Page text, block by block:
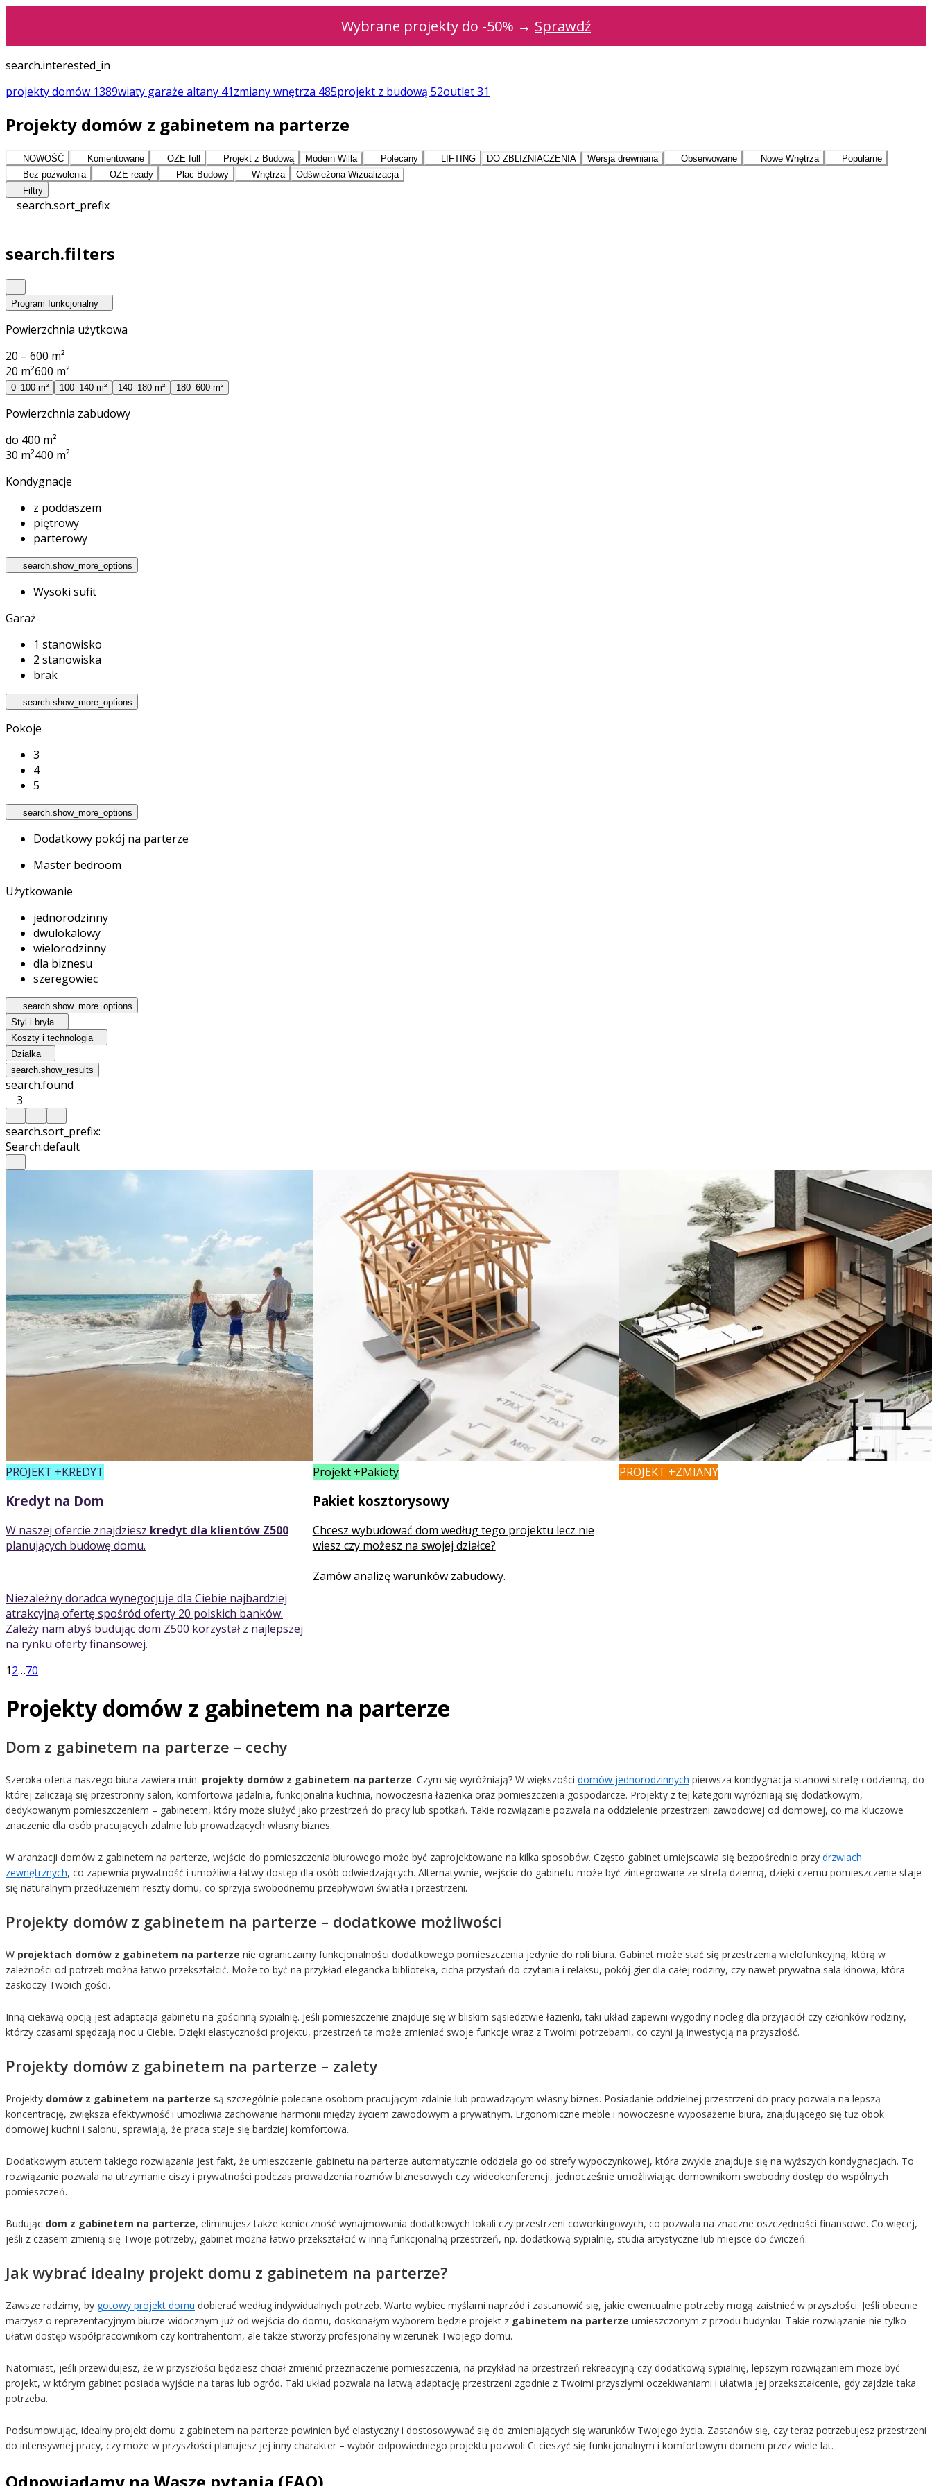
Wybrane projekty do -50% → Sprawdź
search.interested_in
projekty domów 1389wiaty garaże altany 41zmianywnętrza 485projekt z budową 52outlet31
Projekty domów z gabinetem na parterze
NOWOŚĆ Komentowane OZE full Projekt z Budową Modern Willa Polecany LIFTING DO ZBLIZNIACZENIA Wersja drewniana Obserwowane Nowe Wnętrza
Popularne
Bez pozwolenia
OZE ready Plac Budowy Wnętrza
Odświeżona Wizualizacja
Filtry
search.sort_prefix
search.filters
Program funkcjonalny
Powierzchnia użytkowa
20 – 600 m²
20 m²600 m²
0–100 m² 100–140 m² 140–180 m² 180–600 m²
Powierzchnia zabudowy
do 400 m²
30 m²400 m²
Kondygnacje
z poddaszem
piętrowy
parterowy
search.show_more_options
Wysoki sufit
Garaż
1 stanowisko
2 stanowiska
brak
search.show_more_options
Pokoje
3
4
5
search.show_more_options
Dodatkowy pokój na parterze
Master bedroom
Użytkowanie
jednorodzinny
dwulokalowy
wielorodzinny
dla biznesu
szeregowiec
search.show_more_options
Styl i bryła
Koszty i technologia
Działka
search.show_results
search.found
3
search.sort_prefix:
Search.default
PROJEKT +KREDYT
Kredyt na Dom
W naszej ofercie znajdziesz kredyt dla klientów Z500
planujących budowę domu.
Niezależny doradca wynegocjuje dla Ciebie najbardziej
atrakcyjną ofertę spośród oferty 20 polskich banków.
Zależy nam abyś budując dom Z500 korzystał z najlepszej
na rynku oferty finansowej.
Projekt +Pakiety
Pakiet kosztorysowy
Chcesz wybudować dom według tego projektu lecz nie
wiesz czy możesz na swojej działce?
Zamów analizę warunków zabudowy.
PROJEKT +ZMIANY
12…70
Projekty domów z gabinetem na parterze
Dom z gabinetem na parterze – cechy
Szeroka oferta naszego biura zawiera m.in. projekty domów z gabinetem na parterze. Czym się wyróżniają? W większości domów jednorodzinnych pierwsza kondygnacja stanowi strefę codzienną, do
której zaliczają się przestronny salon, komfortowa jadalnia, funkcjonalna kuchnia, nowoczesna łazienka oraz pomieszczenia gospodarcze. Projekty z tej kategorii wyróżniają się dodatkowym,
dedykowanym pomieszczeniem – gabinetem, który może służyć jako przestrzeń do pracy lub spotkań. Takie rozwiązanie pozwala na oddzielenie przestrzeni zawodowej od domowej, co ma kluczowe
znaczenie dla osób pracujących zdalnie lub prowadzących własny biznes.
W aranżacji domów z gabinetem na parterze, wejście do pomieszczenia biurowego może być zaprojektowane na kilka sposobów. Często gabinet umiejscawia się bezpośrednio przy drzwiach
zewnętrznych, co zapewnia prywatność i umożliwia łatwy dostęp dla osób odwiedzających. Alternatywnie, wejście do gabinetu może być zintegrowane ze strefą dzienną, dzięki czemu pomieszczenie staje
się naturalnym przedłużeniem reszty domu, co sprzyja swobodnemu przepływowi światła i przestrzeni.
Projekty domów z gabinetem na parterze – dodatkowe możliwości
W projektach domów z gabinetem na parterze nie ograniczamy funkcjonalności dodatkowego pomieszczenia jedynie do roli biura. Gabinet może stać się przestrzenią wielofunkcyjną, którą w
zależności od potrzeb można łatwo przekształcić. Może to być na przykład elegancka biblioteka, cicha przystań do czytania i relaksu, pokój gier dla całej rodziny, czy nawet prywatna sala kinowa, która
zaskoczy Twoich gości.
Inną ciekawą opcją jest adaptacja gabinetu na gościnną sypialnię. Jeśli pomieszczenie znajduje się w bliskim sąsiedztwie łazienki, taki układ zapewni wygodny nocleg dla przyjaciół czy członków rodziny,
którzy czasami spędzają noc u Ciebie. Dzięki elastyczności projektu, przestrzeń ta może zmieniać swoje funkcje wraz z Twoimi potrzebami, co czyni ją inwestycją na przyszłość.
Projekty domów z gabinetem na parterze – zalety
Projekty domów z gabinetem na parterze są szczególnie polecane osobom pracującym zdalnie lub prowadzącym własny biznes. Posiadanie oddzielnej przestrzeni do pracy pozwala na lepszą
koncentrację, zwiększa efektywność i umożliwia zachowanie harmonii między życiem zawodowym a prywatnym. Ergonomiczne meble i nowoczesne wyposażenie biura, znajdującego się tuż obok
domowej kuchni i salonu, sprawiają, że praca staje się bardziej komfortowa.
Dodatkowym atutem takiego rozwiązania jest fakt, że umieszczenie gabinetu na parterze automatycznie oddziela go od strefy wypoczynkowej, która zwykle znajduje się na wyższych kondygnacjach. To
rozwiązanie pozwala na utrzymanie ciszy i prywatności podczas prowadzenia rozmów biznesowych czy wideokonferencji, jednocześnie umożliwiając domownikom swobodny dostęp do wspólnych
pomieszczeń.
Budując dom z gabinetem na parterze, eliminujesz także konieczność wynajmowania dodatkowych lokali czy przestrzeni coworkingowych, co pozwala na znaczne oszczędności finansowe. Co więcej,
jeśli z czasem zmienią się Twoje potrzeby, gabinet można łatwo przekształcić w inną funkcjonalną przestrzeń, np. dodatkową sypialnię, studia artystyczne lub miejsce do ćwiczeń.
Jak wybrać idealny projekt domu z gabinetem na parterze?
Zawsze radzimy, by gotowy projekt domu dobierać według indywidualnych potrzeb. Warto wybiec myślami naprzód i zastanowić się, jakie ewentualnie potrzeby mogą zaistnieć w przyszłości. Jeśli obecnie
marzysz o reprezentacyjnym biurze widocznym już od wejścia do domu, doskonałym wyborem będzie projekt z gabinetem na parterze umieszczonym z przodu budynku. Takie rozwiązanie nie tylko
ułatwi dostęp współpracownikom czy kontrahentom, ale także stworzy profesjonalny wizerunek Twojego domu.
Natomiast, jeśli przewidujesz, że w przyszłości będziesz chciał zmienić przeznaczenie pomieszczenia, na przykład na przestrzeń rekreacyjną czy dodatkową sypialnię, lepszym rozwiązaniem może być
projekt, w którym gabinet posiada wyjście na taras lub ogród. Taki układ pozwala na łatwą adaptację przestrzeni zgodnie z Twoimi przyszłymi oczekiwaniami i ułatwia jej przekształcenie, gdy zajdzie taka
potrzeba.
Podsumowując, idealny projekt domu z gabinetem na parterze powinien być elastyczny i dostosowywać się do zmieniających się warunków Twojego życia. Zastanów się, czy teraz potrzebujesz przestrzeni
do intensywnej pracy, czy może w przyszłości planujesz jej inny charakter – wybór odpowiedniego projektu pozwoli Ci cieszyć się funkcjonalnym i komfortowym domem przez wiele lat.